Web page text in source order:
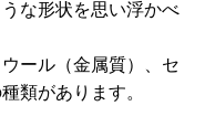
な形状を思い浮かべ
ール（金属質）、セ
類があります。